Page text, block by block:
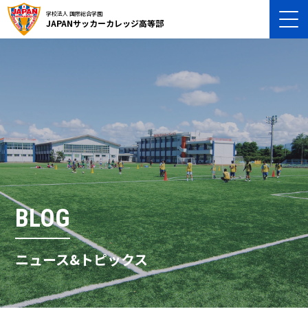
学校法人 国際総合学園
JAPANサッカーカレッジ高等部
BLOG
ニュース&トピックス